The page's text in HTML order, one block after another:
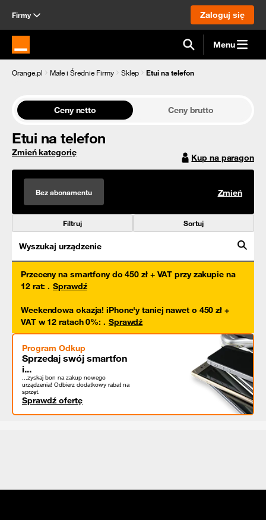
Firmy Zaloguj się
Strona główna Orange.pl Menu
Orange.pl Małe i Średnie Firmy Sklep Etui na telefon
Ceny netto Ceny brutto
Etui na telefon
Zmień kategorię Kup na paragon
Bez abonamentu Zmień
Filtruj Sortuj
Wyszukaj urządzenie
Przeceny na smartfony do 450 zł + VAT przy zakupie na
12 rat: . Sprawdź
Weekendowa okazja! iPhone'y taniej nawet o 450 zł +
VAT w 12 ratach 0%: . Sprawdź
Program Odkup
Sprzedaj swój smartfon
i...
...zyskaj bon na zakup nowego
urządzenia! Odbierz dodatkowy rabat na
sprzęt.
Sprawdź ofertę